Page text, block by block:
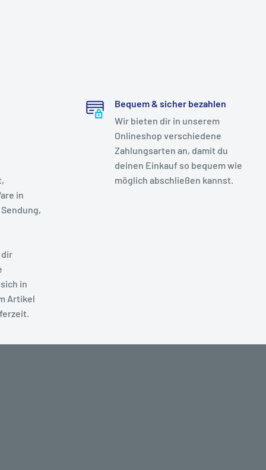
in
in
Artikel
Bequem & sicher bezahlen
Wir bieten dir in unserem
Onlineshop verschiedene
Zahlungsarten an, damit du
deinen Einkauf so bequem wie
möglich abschließen kannst.